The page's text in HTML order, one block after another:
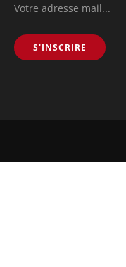
S'INSCRIRE